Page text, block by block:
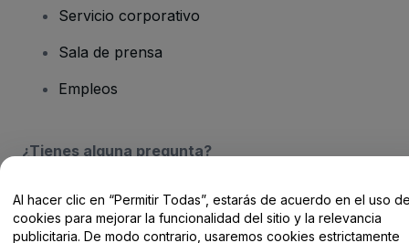
Servicio corporativo
Sala de prensa
Empleos
¿Tienes alguna pregunta?
Centro de Ayuda / Contacto
Al hacer clic en “Permitir Todas”, estarás de acuerdo en el uso
cookies para mejorar la funcionalidad del sitio y la relevancia
publicitaria. De modo contrario, usaremos cookies estrictamente